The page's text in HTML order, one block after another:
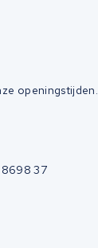
openingstijden.
8698 37